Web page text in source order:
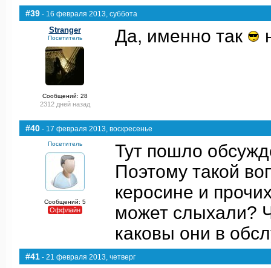
#39 - 16 февраля 2013, суббота
Stranger
Посетитель
Сообщений: 28
2312 дней назад
Да, именно так
#40 - 17 февраля 2013, воскресенье
Посетитель
Сообщений: 5
Оффлайн
Тут пошло
Поэтому такой
керосине и
может слыхали?
каковы они в
#41 - 21 февраля 2013, четверг